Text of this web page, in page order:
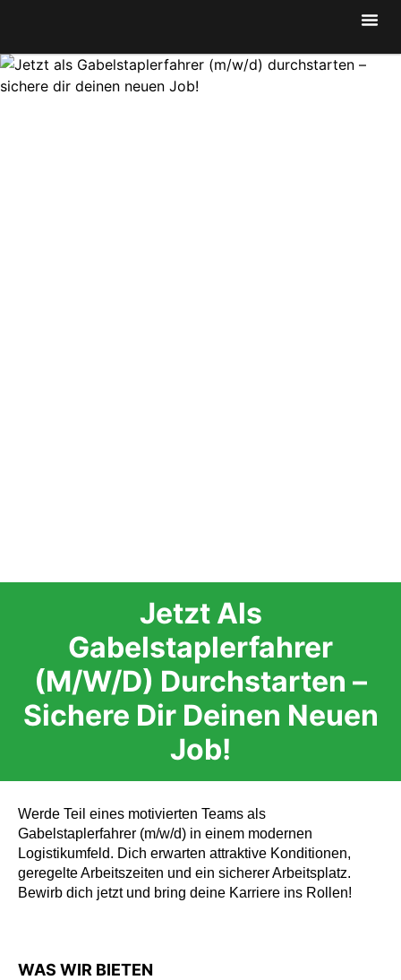
Jetzt Als
Gabelstaplerfahrer
(m/w/d) Durchstarten –
Sichere Dir Deinen Neuen
Job!
Werde Teil eines motivierten Teams als
Gabelstaplerfahrer (m/w/d) in einem modernen
Logistikumfeld. Dich erwarten attraktive Konditionen,
geregelte Arbeitszeiten und ein sicherer Arbeitsplatz.
Bewirb dich jetzt und bring deine Karriere ins Rollen!
WAS WIR BIETEN